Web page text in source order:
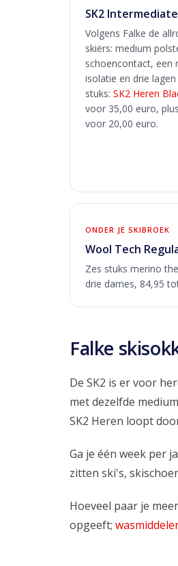
SK2
Volgens Falke de
skiërs: medium
schoencontact, een
isolatie en drie
stuks: SK2 Heren
voor 35,00 euro,
voor 20,00 euro.
ONDER JE SKIBROEK
Wool Tech
Zes stuks merino
drie dames, 84,95
Falke
De SK2 is er voor
met dezelfde
SK2 Heren loopt
Ga je één week per
zitten ski's,
Hoeveel paar je
opgeeft;